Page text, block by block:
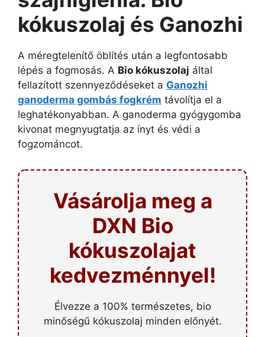
kókuszolaj és Ganozhi
A méregtelenítő öblítés után a legfontosabb
lépés a fogmosás. A Bio kókuszolaj által
fellazított szennyeződéseket a Ganozhi
ganoderma gombás fogkrém távolítja el a
leghatékonyabban. A ganoderma gyógygomba
kivonat megnyugtatja az ínyt és védi a
fogzománcot.
Vásárolja meg a
DXN Bio
kókuszolajat
kedvezménnyel!
Élvezze a 100% természetes, bio
minőségű kókuszolaj minden előnyét.